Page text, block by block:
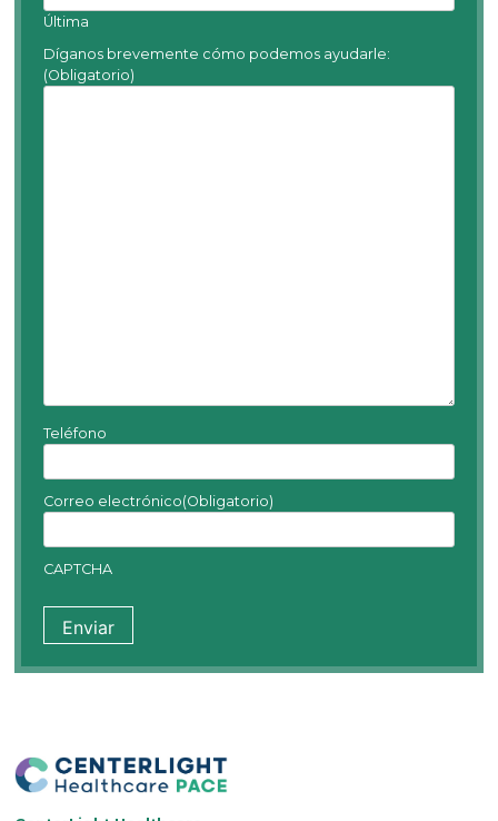
Última
Díganos brevemente cómo podemos ayudarle:
(Obligatorio)
Teléfono
Correo electrónico(Obligatorio)
CAPTCHA